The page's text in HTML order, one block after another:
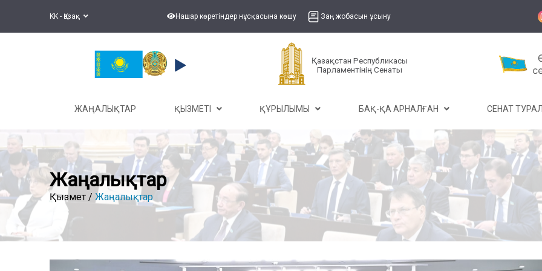
KK - Қазақ Нашар көретіндер нұсқасына көшу Заң жобасын ұсыну
Қазақстан Республикасы
Парламентінің Сенаты
ЖАҢАЛЫҚТАР ҚЫЗМЕТІ ҚҰРЫЛЫМЫ БАҚ-ҚА АРНАЛҒАН СЕНАТ
Жаңалықтар
Қызмет / Жаңалықтар